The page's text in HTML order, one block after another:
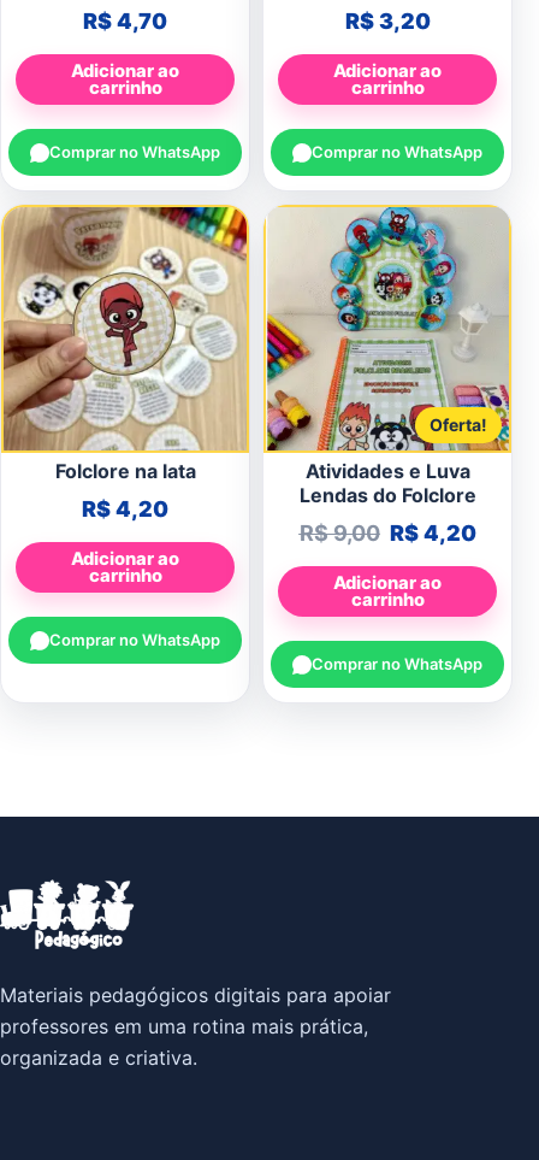
R$4,70
Adicionar ao
carrinho
Comprar no WhatsApp
R$3,20
Adicionar ao
carrinho
Comprar no WhatsApp
Folclore na lata
R$4,20
Adicionar ao
carrinho
Comprar no WhatsApp
Oferta!
Atividades e Luva
Lendas do Folclore
R$9,00 O preço
R$4,20O
Adicionar ao
carrinho
Comprar no WhatsApp
Materiais pedagógicos digitais para apoiar
professores em uma rotina mais prática,
organizada e criativa.